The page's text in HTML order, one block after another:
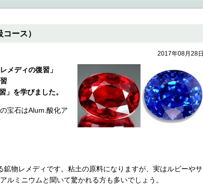
ース）
2017年08月28日
メディの復習」
」を学びました。
宝石はAlum.酸化ア
物レメディです。粘土の原料になりますが、実はルビーやサ
ルミニウムと聞いて驚かれる方も多いでしょう。